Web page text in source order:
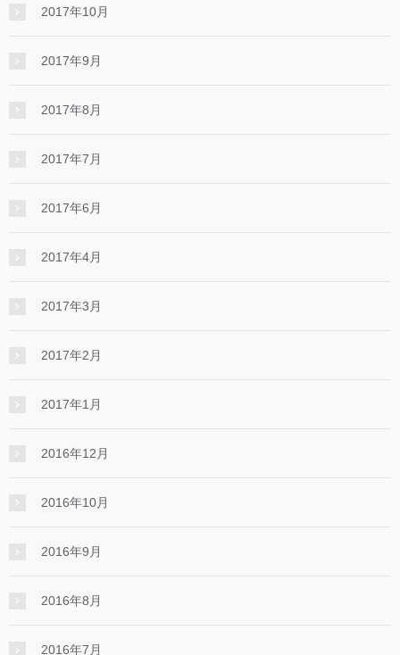
2017年10月
2017年9月
2017年8月
2017年7月
2017年6月
2017年4月
2017年3月
2017年2月
2017年1月
2016年12月
2016年10月
2016年9月
2016年8月
2016年7月